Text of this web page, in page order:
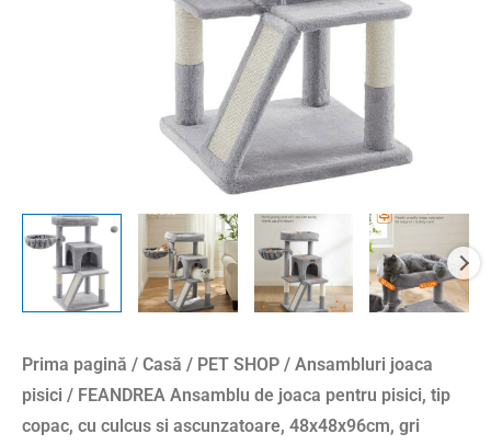
Prima pagină / Casă / PET SHOP / Ansambluri joaca
pisici / FEANDREA Ansamblu de joaca pentru pisici, tip
copac, cu culcus si ascunzatoare, 48x48x96cm, gri
deschis